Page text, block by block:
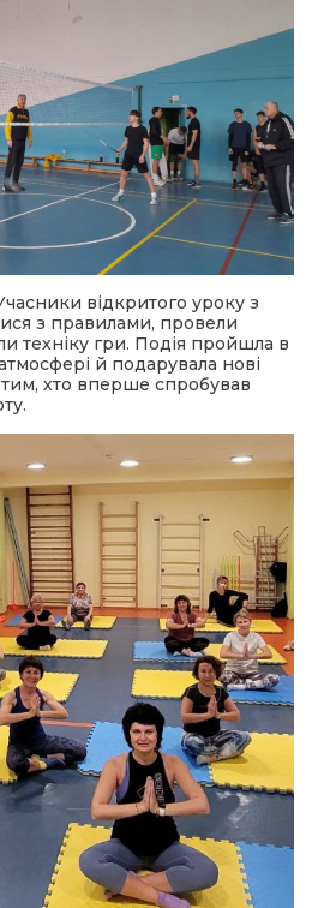
відкритого уроку з
з правилами, провели
техніку гри. Подія пройшла в
й подарувала нові
хто вперше спробував